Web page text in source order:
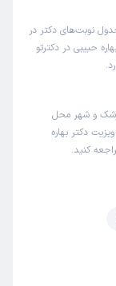
نوبت‌های دکتر در
حبیبی در دکترتو
و شهر محل
دکتر بهاره
کنید.